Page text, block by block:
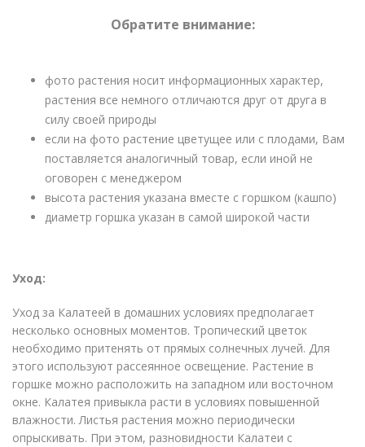
Обратите внимание:
фото растения носит информационных характер,
растения все немного отличаются друг от друга в
силу своей природы
если на фото растение цветущее или с плодами, Вам
поставляется аналогичный товар, если иной не
оговорен с менеджером
высота растения указана вместе с горшком (кашпо)
диаметр горшка указан в самой широкой части
Уход:
Уход за Калатеей в домашних условиях предполагает
несколько основных моментов. Тропический цветок
необходимо притенять от прямых солнечных лучей. Для
этого используют рассеянное освещение. Растение в
горшке можно расположить на западном или восточном
окне. Калатея привыкла расти в условиях повышенной
влажности. Листья растения можно периодически
опрыскивать. При этом, разновидности Калатеи с